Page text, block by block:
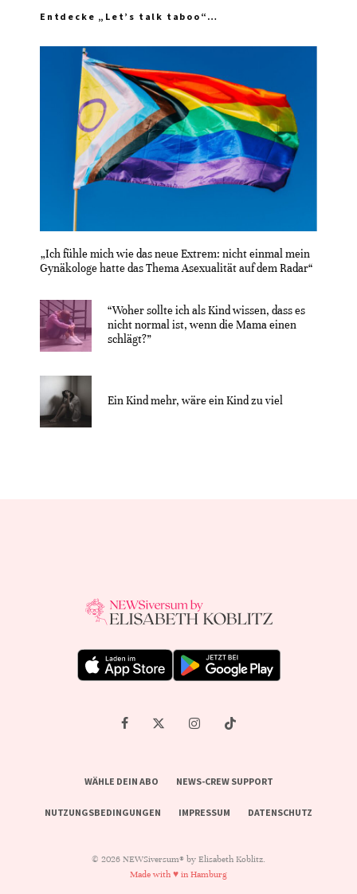
Entdecke „Let’s talk taboo“…
„Ich fühle mich wie das neue Extrem: nicht einmal mein
Gynäkologe hatte das Thema Asexualität auf dem Radar“
“Woher sollte ich als Kind wissen, dass es
nicht normal ist, wenn die Mama einen
schlägt?”
Ein Kind mehr, wäre ein Kind zu viel
WÄHLE DEIN ABO NEWS-CREW SUPPORT
NUTZUNGSBEDINGUNGEN IMPRESSUM DATENSCHUTZ
© 2026 NEWSiversum® by Elisabeth Koblitz.
Made with ♥ in Hamburg